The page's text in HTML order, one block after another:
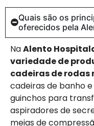
Quais são os
oferecidos pela
NaAlento
variedade de
cadeiras de
cadeiras de banho
guinchos para
aspiradores de
meias de